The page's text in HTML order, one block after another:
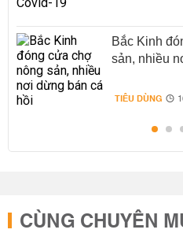
Bắc Kinh
sản, nhiều
TIÊU DÙNG
CÙNG CHUYÊN